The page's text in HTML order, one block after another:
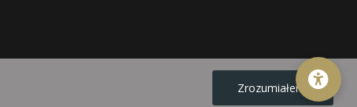
Zrozumiałem!